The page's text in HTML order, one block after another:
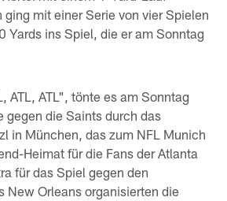
ging mit einer Serie von vier Spielen
Yards ins Spiel, die er am Sonntag
ATL, ATL", tönte es am Sonntag
gegen die Saints durch das
in München, das zum NFL Munich
Heimat für die Fans der Atlanta
für das Spiel gegen den
New Orleans organisierten die